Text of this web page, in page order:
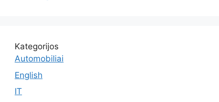
Kategorijos
Automobiliai
English
IT